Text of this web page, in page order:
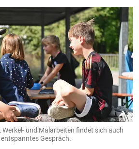
und Malarbeiten findet sich auch
Gespräch.